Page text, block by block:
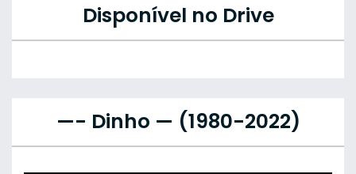
Disponível no Drive
—- Dinho — (1980-2022)